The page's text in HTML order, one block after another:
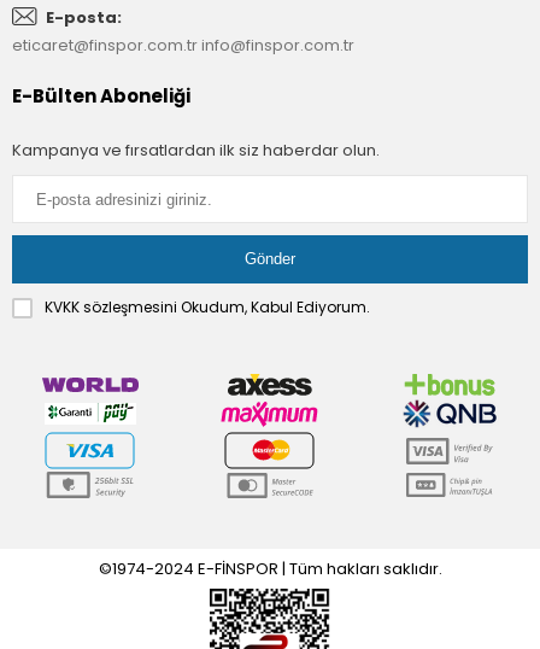
E-posta:
eticaret@finspor.com.trinfo@finspor.com.tr
E-Bülten Aboneliği
Kampanya ve fırsatlardan ilk siz haberdar olun.
KVKK sözleşmesini Okudum, Kabul Ediyorum.
©1974-2024 E-FİNSPOR | Tüm hakları saklıdır.